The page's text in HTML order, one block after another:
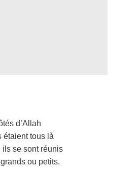
d’Allah
tous là
ils se sont réunis
ou petits.